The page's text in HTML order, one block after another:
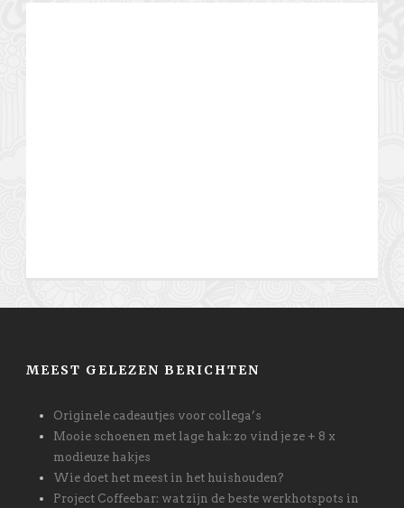
MEEST GELEZEN BERICHTEN
Originele cadeautjes voor collega’s
Mooie schoenen met lage hak: zo vind je ze + 8 x
modieuze hakjes
Wie doet het meest in het huishouden?
Project Coffeebar: wat zijn de beste werkhotspots in